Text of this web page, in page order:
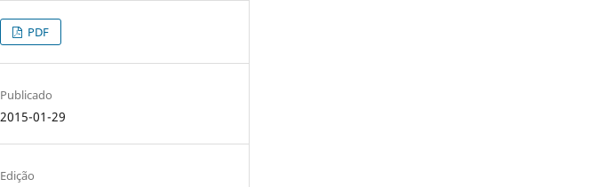
PDF
Publicado
2015-01-29
Edição